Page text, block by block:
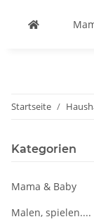
Startseite
Kategorien
Mama & Baby
Malen, spielen....